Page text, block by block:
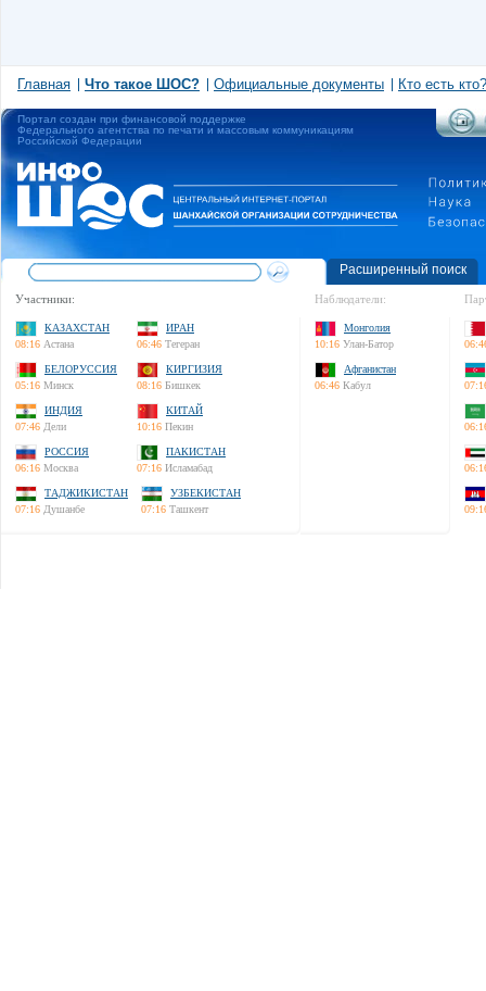
Главная Что такое ШОС? Официальные документы Кто есть кто?
Портал создан при финансовой поддержке
Федерального агентства по печати и массовым коммуникациям
Российской Федерации
Расширенный поиск
Участники:
КАЗАХСТАН
08:16 Астана
ИРАН
06:46 Тегеран
БЕЛОРУССИЯ
05:16 Минск
КИРГИЗИЯ
08:16 Бишкек
ИНДИЯ
07:46 Дели
КИТАЙ
10:16 Пекин
РОССИЯ
06:16 Москва
ПАКИСТАН
07:16 Исламабад
ТАДЖИКИСТАН
07:16 Душанбе
УЗБЕКИСТАН
07:16 Ташкент
Наблюдатели:
Монголия
10:16 Улан-Батор
Афганистан
06:46 Кабул